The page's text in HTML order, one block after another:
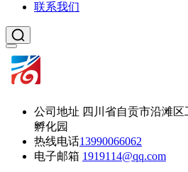
联系我们
公司地址 四川省自贡市沿滩
孵化园
热线电话13990066062
电子邮箱 1919114@qq.com